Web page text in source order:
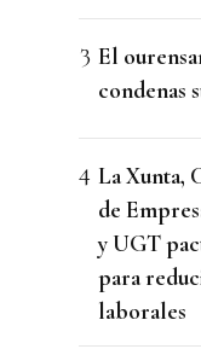
El
condenas
La Xunta,
de
y UGT
para
laborales